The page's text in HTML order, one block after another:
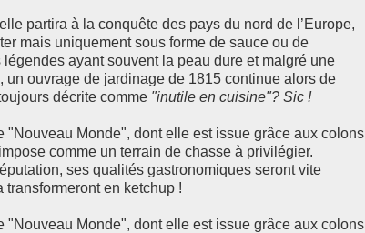
partira à la conquête des pays du nord de l’Europe,
mais uniquement sous forme de sauce ou de
ayant souvent la peau dure et malgré une
un ouvrage de jardinage de 1815 continue alors de
décrite comme "inutile en cuisine"? Sic !
"Nouveau Monde", dont elle est issue grâce aux colons
comme un terrain de chasse à privilégier.
ses qualités gastronomiques seront vite
en ketchup !
"Nouveau Monde", dont elle est issue grâce aux colons